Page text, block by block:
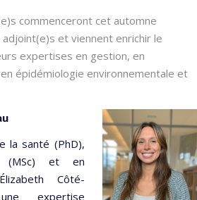
commenceront cet automne
et viennent enrichir le
expertises en gestion, en
épidémiologie environnementale et
la santé (PhD),
(MSc) et en
Côté-
expertise